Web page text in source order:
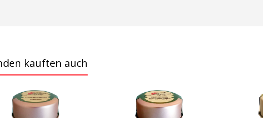
kauften auch